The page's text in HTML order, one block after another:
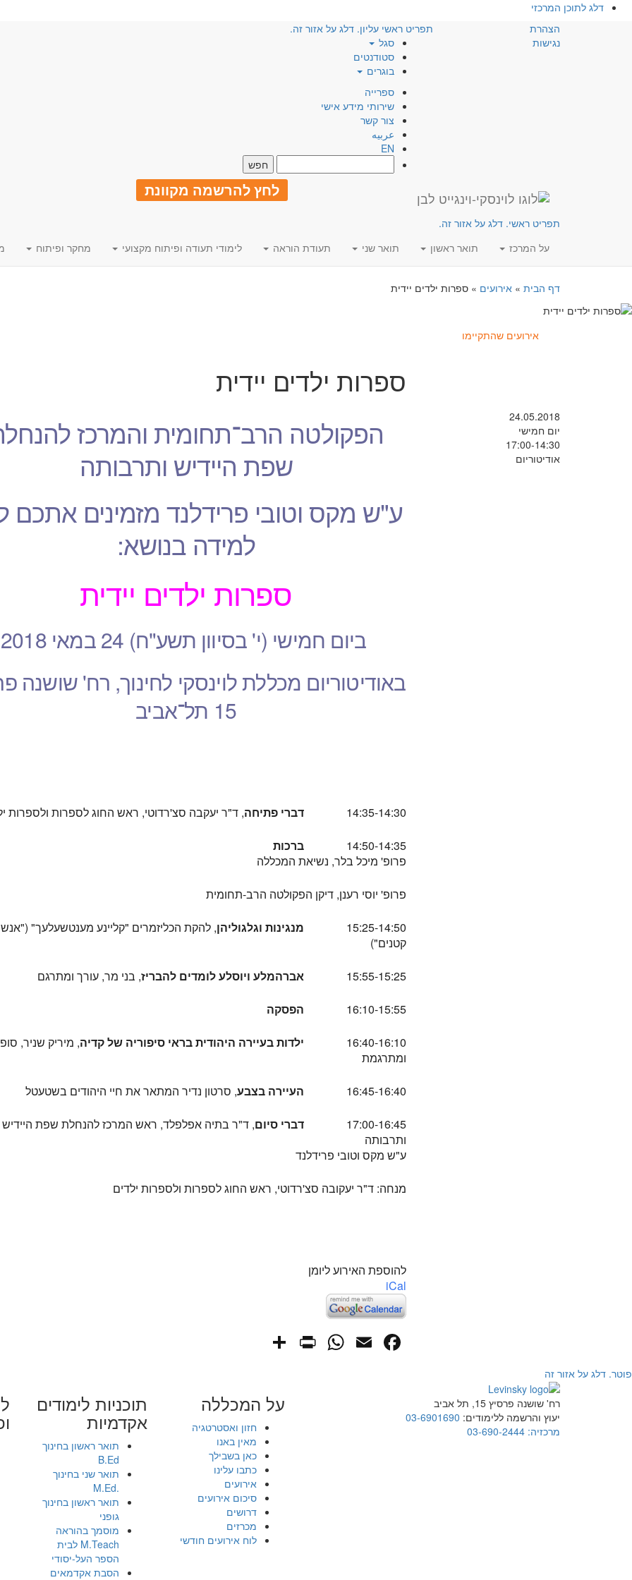
דלג לתוכן המרכזי
הצהרת
נגישות
תפריט ראשי עליון. דלג על אזור זה.
סגל
סטודנטים
בוגרים
ספרייה
שירותי מידע אישי
צור קשר
عربيه
EN
לחץ להרשמה מקוונת
תפריט ראשי. דלג על אזור זה.
על המרכז
תואר ראשון תואר שני תעודת הוראה לימודי תעודה ופיתוח מקצועי מחקר ופיתוח
דף הבית » אירועים » ספרות ילדים יידית
אירועים שהתקיימו
24.05.2018
יום חמישי
17:00-14:30
אודיטוריום
ספרות ילדים יידית
הפקולטה הרב־תחומית והמרכז
שפת היידיש ותרבותה
ע"ש מקס וטובי פרידלנד מזמינים אתכם
למידה בנושא:
ספרות ילדים יידית
ביום חמישי (י' בסיוון תשע"ח) 24 במאי 2018
באודיטוריום מכללת לוינסקי לחינוך, רח' שושנה
15 תל־אביב
14:35-14:30 דברי פתיחה, ד"ר יעקבה סצ'רדוטי, ראש החוג לספרות ולספרות
14:50-14:35
ברכות
פרופ' מיכל בלר, נשיאת המכללה
פרופ' יוסי רענן, דיקן הפקולטה הרב-תחומית
15:25-14:50 מנגינות וגלגוליהן, להקת הכליזמרים "קליינע מענטשעלעך"
קטנים")
15:55-15:25 אברהמלע ויוסלע לומדים להבריז, בני מר, עורך ומתרגם
16:10-15:55 הפסקה
16:40-16:10 ילדות בעיירה היהודית בראי סיפוריה של קדיה, מיריק שניר,
ומתרגמת
16:45-16:40 העיירה בצבע, סרטון נדיר המתאר את חיי היהודים בשטעטל
17:00-16:45 דברי סיום, ד"ר בתיה אפלפלד, ראש המרכז להנחלת שפת היידיש
ותרבותה
ע"ש מקס וטובי פרידלנד
מנחה: ד"ר יעקובה סצ'רדוטי, ראש החוג לספרות ולספרות ילדים
להוספת האירוע ליומן
iCal
Facebook
Email
WhatsApp
PrintFriendly
פוטר. דלג על אזור זה
רח' שושנה פרסיץ 15, תל אביב
יעוץ והרשמה ללימודים: 03-6901690
מרכזיה: 03-690-2444
על המכללה
חזון ואסטרטגיה
מאין באנו
כאן בשבילך
כתבו עלינו
אירועים
סיכום אירועים
דרושים
מכרזים
לוח אירועים חודשי
תוכניות לימודים
אקדמיות
תואר ראשון בחינוך
B.Ed
תואר שני בחינוך
.M.Ed
תואר ראשון בחינוך
גופני
מוסמך בהוראה
M.Teach לבית
הספר העל-יסודי
הסבת אקדמאים